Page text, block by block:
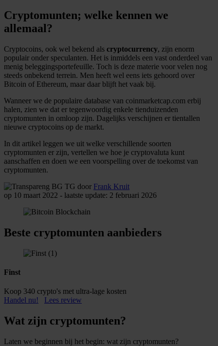
Cryptomunten; welke kennen we
allemaal?
Cryptocoins, ook wel bekend als cryptocurrency, zijn enorm
populair onder speculanten. Het is inmiddels een vast onderdeel van
menig beleggingsportefeuille. Toch is deze materie voor velen nog
steeds onbekend terrein. Men heeft wel eens iets gehoord over
Bitcoin of Ethereum, maar daar blijft het vaak bij.
Wanneer we de populaire database van coinmarketcap.com erbij
halen, zien we dat er tegenwoordig enkele tienduizenden
cryptomunten in omloop zijn. Dagelijks verschijnen er tientallen
nieuwe cryptocoins op de markt.
In dit artikel leggen we uit welke verschillende soorten
cryptomunten er zijn, vertellen we hoe je cryptovaluta kunt
aanschaffen en doen we een voorspelling over de toekomst van
cryptomunten.
door Frank Kruit
op 10 maart 2022 - laatste update: 2 februari 2026
Beste cryptomunten aanbieders
Finst
Koop 340 crypto's met ultra-lage kosten
Handel nu!
Lees review
Wat zijn cryptomunten?
Laten we beginnen bij het begin: wat zijn cryptomunten?